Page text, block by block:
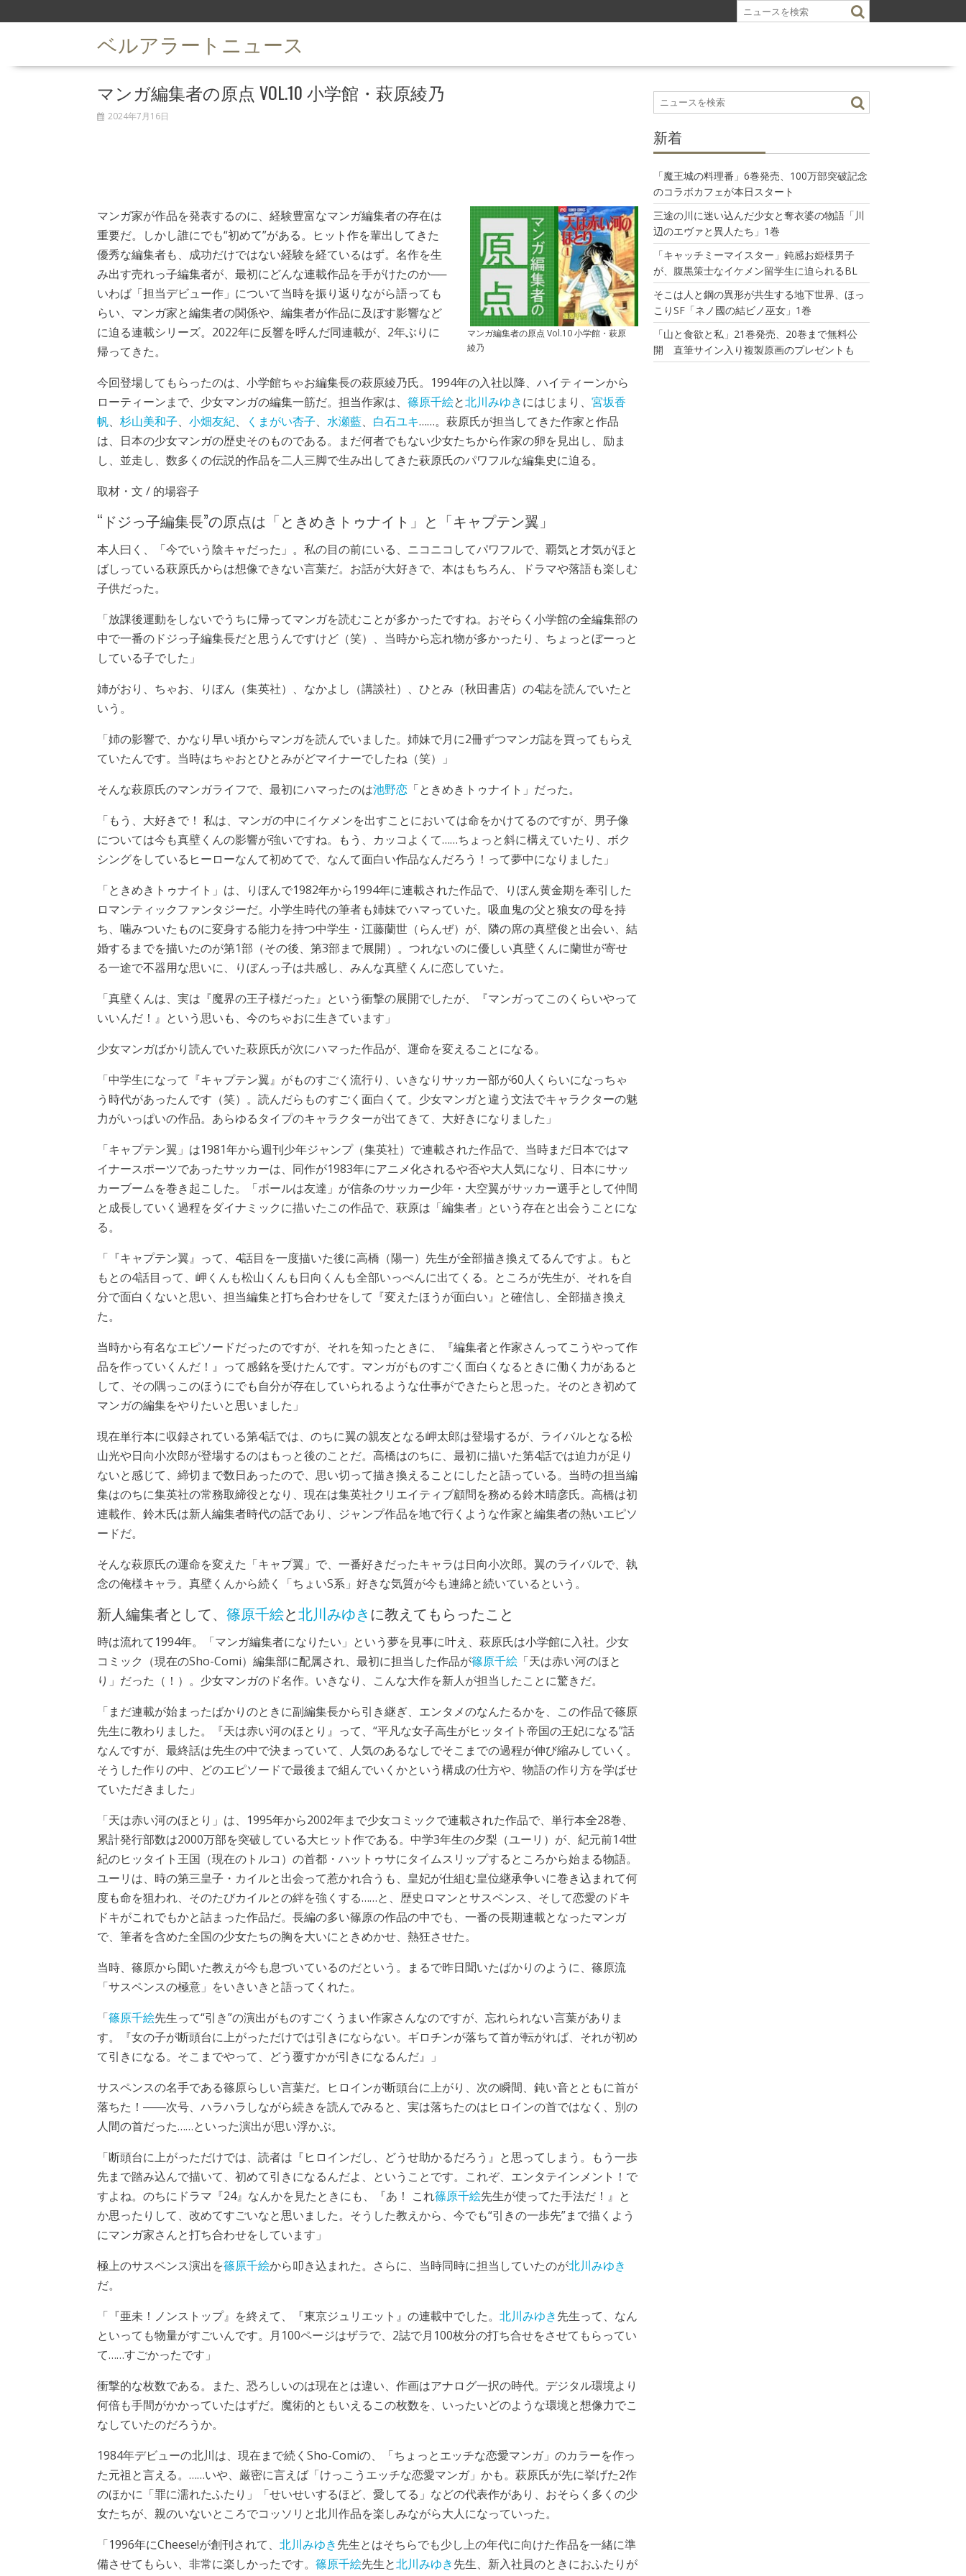
k
ベルアラートニュース
マンガ編集者の原点 VOL.10 小学館・萩原綾乃
2024年7月16日
マンガ編集者の原点 Vol.10 小学館・萩原
綾乃
マンガ家が作品を発表するのに、経験豊富なマンガ編集者の存在は
重要だ。しかし誰にでも“初めて”がある。ヒット作を輩出してきた
優秀な編集者も、成功だけではない経験を経ているはず。名作を生
み出す売れっ子編集者が、最初にどんな連載作品を手がけたのか──
いわば「担当デビュー作」について当時を振り返りながら語っても
らい、マンガ家と編集者の関係や、編集者が作品に及ぼす影響など
に迫る連載シリーズ。2022年に反響を呼んだ同連載が、2年ぶりに
帰ってきた。
今回登場してもらったのは、小学館ちゃお編集長の萩原綾乃氏。1994年の入社以降、ハイティーンから
ローティーンまで、少女マンガの編集一筋だ。担当作家は、 篠原千絵と北川みゆきにはじまり、 宮坂香
帆、 杉山美和子、 小畑友紀、 くまがい杏子、 水瀬藍、 白石ユキ……。萩原氏が担当してきた作家と作品
は、日本の少女マンガの歴史そのものである。まだ何者でもない少女たちから作家の卵を見出し、励ま
し、並走し、数多くの伝説的作品を二人三脚で生み出してきた萩原氏のパワフルな編集史に迫る。
取材・文 / 的場容子
“ドジっ子編集長”の原点は「ときめきトゥナイト」と「キャプテン翼」
本人曰く、「今でいう陰キャだった」。私の目の前にいる、ニコニコしてパワフルで、覇気と才気がほと
ばしっている萩原氏からは想像できない言葉だ。お話が大好きで、本はもちろん、ドラマや落語も楽しむ
子供だった。
「放課後運動をしないでうちに帰ってマンガを読むことが多かったですね。おそらく小学館の全編集部の
中で一番のドジっ子編集長だと思うんですけど（笑）、当時から忘れ物が多かったり、ちょっとぼーっと
している子でした」
姉がおり、ちゃお、りぼん（集英社）、なかよし（講談社）、ひとみ（秋田書店）の4誌を読んでいたと
いう。
「姉の影響で、かなり早い頃からマンガを読んでいました。姉妹で月に2冊ずつマンガ誌を買ってもらえ
ていたんです。当時はちゃおとひとみがどマイナーでしたね（笑）」
そんな萩原氏のマンガライフで、最初にハマったのは池野恋「ときめきトゥナイト」だった。
「もう、大好きで！ 私は、マンガの中にイケメンを出すことにおいては命をかけてるのですが、男子像
については今も真壁くんの影響が強いですね。もう、カッコよくて……ちょっと斜に構えていたり、ボク
シングをしているヒーローなんて初めてで、なんて面白い作品なんだろう！って夢中になりました」
「ときめきトゥナイト」は、りぼんで1982年から1994年に連載された作品で、りぼん黄金期を牽引した
ロマンティックファンタジーだ。小学生時代の筆者も姉妹でハマっていた。吸血鬼の父と狼女の母を持
ち、噛みついたものに変身する能力を持つ中学生・江藤蘭世（らんぜ）が、隣の席の真壁俊と出会い、結
婚するまでを描いたのが第1部（その後、第3部まで展開）。つれないのに優しい真壁くんに蘭世が寄せ
る一途で不器用な思いに、りぼんっ子は共感し、みんな真壁くんに恋していた。
「真壁くんは、実は『魔界の王子様だった』という衝撃の展開でしたが、『マンガってこのくらいやって
いいんだ！』という思いも、今のちゃおに生きています」
少女マンガばかり読んでいた萩原氏が次にハマった作品が、運命を変えることになる。
「中学生になって『キャプテン翼』がものすごく流行り、いきなりサッカー部が60人くらいになっちゃ
う時代があったんです（笑）。読んだらものすごく面白くて。少女マンガと違う文法でキャラクターの魅
力がいっぱいの作品。あらゆるタイプのキャラクターが出てきて、大好きになりました」
「キャプテン翼」は1981年から週刊少年ジャンプ（集英社）で連載された作品で、当時まだ日本ではマ
イナースポーツであったサッカーは、同作が1983年にアニメ化されるや否や大人気になり、日本にサッ
カーブームを巻き起こした。「ボールは友達」が信条のサッカー少年・大空翼がサッカー選手として仲間
と成長していく過程をダイナミックに描いたこの作品で、萩原は「編集者」という存在と出会うことにな
る。
「『キャプテン翼』って、4話目を一度描いた後に高橋（陽一）先生が全部描き換えてるんですよ。もと
もとの4話目って、岬くんも松山くんも日向くんも全部いっぺんに出てくる。ところが先生が、それを自
分で面白くないと思い、担当編集と打ち合わせをして『変えたほうが面白い』と確信し、全部描き換え
た。
当時から有名なエピソードだったのですが、それを知ったときに、『編集者と作家さんってこうやって作
品を作っていくんだ！』って感銘を受けたんです。マンガがものすごく面白くなるときに働く力があると
して、その隅っこのほうにでも自分が存在していられるような仕事ができたらと思った。そのとき初めて
マンガの編集をやりたいと思いました」
現在単行本に収録されている第4話では、のちに翼の親友となる岬太郎は登場するが、ライバルとなる松
山光や日向小次郎が登場するのはもっと後のことだ。高橋はのちに、最初に描いた第4話では迫力が足り
ないと感じて、締切まで数日あったので、思い切って描き換えることにしたと語っている。当時の担当編
集はのちに集英社の常務取締役となり、現在は集英社クリエイティブ顧問を務める鈴木晴彦氏。高橋は初
連載作、鈴木氏は新人編集者時代の話であり、ジャンプ作品を地で行くような作家と編集者の熱いエピソ
ードだ。
そんな萩原氏の運命を変えた「キャプ翼」で、一番好きだったキャラは日向小次郎。翼のライバルで、執
念の俺様キャラ。真壁くんから続く「ちょいS系」好きな気質が今も連綿と続いているという。
新人編集者として、 篠原千絵と北川みゆき に教えてもらったこと
時は流れて1994年。「マンガ編集者になりたい」という夢を見事に叶え、萩原氏は小学館に入社。少女
コミック（現在のSho-Comi）編集部に配属され、最初に担当した作品が篠原千絵「天は赤い河のほと
り」だった（！）。少女マンガのド名作。いきなり、こんな大作を新人が担当したことに驚きだ。
「まだ連載が始まったばかりのときに副編集長から引き継ぎ、エンタメのなんたるかを、この作品で篠原
先生に教わりました。『天は赤い河のほとり』って、“平凡な女子高生がヒッタイト帝国の王妃になる”話
なんですが、最終話は先生の中で決まっていて、人気のあるなしでそこまでの過程が伸び縮みしていく。
そうした作りの中、どのエピソードで最後まで組んでいくかという構成の仕方や、物語の作り方を学ばせ
ていただきました」
「天は赤い河のほとり」は、1995年から2002年まで少女コミックで連載された作品で、単行本全28巻、
累計発行部数は2000万部を突破している大ヒット作である。中学3年生の夕梨（ユーリ）が、紀元前14世
紀のヒッタイト王国（現在のトルコ）の首都・ハットゥサにタイムスリップするところから始まる物語。
ユーリは、時の第三皇子・カイルと出会って惹かれ合うも、皇妃が仕組む皇位継承争いに巻き込まれて何
度も命を狙われ、そのたびカイルとの絆を強くする……と、歴史ロマンとサスペンス、そして恋愛のドキ
ドキがこれでもかと詰まった作品だ。長編の多い篠原の作品の中でも、一番の長期連載となったマンガ
で、筆者を含めた全国の少女たちの胸を大いにときめかせ、熱狂させた。
当時、篠原から聞いた教えが今も息づいているのだという。まるで昨日聞いたばかりのように、篠原流
「サスペンスの極意」をいきいきと語ってくれた。
「篠原千絵先生って“引き”の演出がものすごくうまい作家さんなのですが、忘れられない言葉がありま
す。『女の子が断頭台に上がっただけでは引きにならない。ギロチンが落ちて首が転がれば、それが初め
て引きになる。そこまでやって、どう覆すかが引きになるんだ』」
サスペンスの名手である篠原らしい言葉だ。ヒロインが断頭台に上がり、次の瞬間、鈍い音とともに首が
落ちた！――次号、ハラハラしながら続きを読んでみると、実は落ちたのはヒロインの首ではなく、別の
人間の首だった……といった演出が思い浮かぶ。
「断頭台に上がっただけでは、読者は『ヒロインだし、どうせ助かるだろう』と思ってしまう。もう一歩
先まで踏み込んで描いて、初めて引きになるんだよ、ということです。これぞ、エンタテインメント！で
すよね。のちにドラマ『24』なんかを見たときにも、『あ！ これ篠原千絵先生が使ってた手法だ！』と
か思ったりして、改めてすごいなと思いました。そうした教えから、今でも“引きの一歩先”まで描くよう
にマンガ家さんと打ち合わせをしています」
極上のサスペンス演出を篠原千絵から叩き込まれた。さらに、当時同時に担当していたのが北川みゆき
だ。
「『亜未！ノンストップ』を終えて、『東京ジュリエット』の連載中でした。 北川みゆき先生って、なん
といっても物量がすごいんです。月100ページはザラで、2誌で月100枚分の打ち合せをさせてもらってい
て……すごかったです」
衝撃的な枚数である。また、恐ろしいのは現在とは違い、作画はアナログ一択の時代。デジタル環境より
何倍も手間がかかっていたはずだ。魔術的ともいえるこの枚数を、いったいどのような環境と想像力でこ
なしていたのだろうか。
1984年デビューの北川は、現在まで続くSho-Comiの、「ちょっとエッチな恋愛マンガ」のカラーを作っ
た元祖と言える。……いや、厳密に言えば「けっこうエッチな恋愛マンガ」かも。萩原氏が先に挙げた2作
のほかに「罪に濡れたふたり」「せいせいするほど、愛してる」などの代表作があり、おそらく多くの少
女たちが、親のいないところでコッソリと北川作品を楽しみながら大人になっていった。
「1996年にCheese!が創刊されて、 北川みゆき先生とはそちらでも少し上の年代に向けた作品を一緒に準
備させてもらい、非常に楽しかったです。 篠原千絵先生と北川みゆき先生、新入社員のときにおふたりが
新着
「魔王城の料理番」6巻発売、100万部突破記念
のコラボカフェが本日スタート
三途の川に迷い込んだ少女と奪衣婆の物語「川
辺のエヴァと異人たち」1巻
「キャッチミーマイスター」鈍感お姫様男子
が、腹黒策士なイケメン留学生に迫られるBL
そこは人と鋼の異形が共生する地下世界、ほっ
こりSF「ネノ國の結ビノ巫女」1巻
「山と食欲と私」21巻発売、20巻まで無料公
開 直筆サイン入り複製原画のプレゼントも